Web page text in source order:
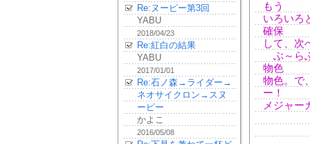
Re:ヌーピー第3回
YABU
2018/04/23
Re:紅白の結果
YABU
2017/01/01
Re:石ノ森→ライダー→
ネオサイクロン→スヌ
ーピー
かよこ
2016/05/08
もう
いろいろ
確保
して、次
ぶ～ら
物色
物色。で
ー！
メジャー